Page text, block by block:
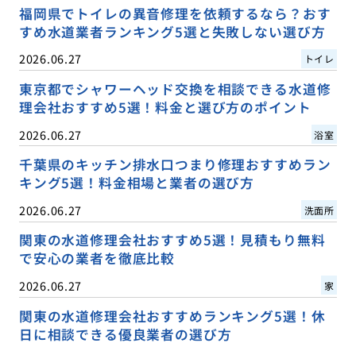
福岡県でトイレの異音修理を依頼するなら？おす
すめ水道業者ランキング5選と失敗しない選び方
2026.06.27 トイレ
東京都でシャワーヘッド交換を相談できる水道修
理会社おすすめ5選！料金と選び方のポイント
2026.06.27 浴室
千葉県のキッチン排水口つまり修理おすすめラン
キング5選！料金相場と業者の選び方
2026.06.27 洗面所
関東の水道修理会社おすすめ5選！見積もり無料
で安心の業者を徹底比較
2026.06.27 家
関東の水道修理会社おすすめランキング5選！休
日に相談できる優良業者の選び方